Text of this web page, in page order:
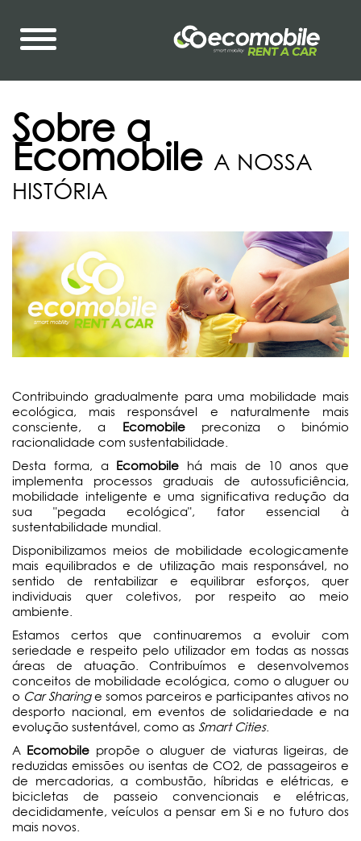
Sobre a
Ecomobile A NOSSA
HISTÓRIA
Contribuindo gradualmente para uma mobilidade mais
ecológica, mais responsável e naturalmente mais
consciente, a Ecomobile preconiza o binómio
racionalidade com sustentabilidade.
Desta forma, a Ecomobile há mais de 10 anos que
implementa processos graduais de autossuficiência,
mobilidade inteligente e uma significativa redução da
sua "pegada ecológica", fator essencial à
sustentabilidade mundial.
Disponibilizamos meios de mobilidade ecologicamente
mais equilibrados e de utilização mais responsável, no
sentido de rentabilizar e equilibrar esforços, quer
individuais quer coletivos, por respeito ao meio
ambiente.
Estamos certos que continuaremos a evoluir com
seriedade e respeito pelo utilizador em todas as nossas
áreas de atuação. Contribuímos e desenvolvemos
conceitos de mobilidade ecológica, como o aluguer ou
o Car Sharinge somos parceiros e participantes ativos no
desporto nacional, em eventos de solidariedade e na
evolução sustentável, como as Smart Cities.
A Ecomobile propõe o aluguer de viaturas ligeiras, de
reduzidas emissões ou isentas de CO2, de passageiros e
de mercadorias, a combustão, híbridas e elétricas, e
bicicletas de passeio convencionais e elétricas,
decididamente, veículos a pensar em Si e no futuro dos
mais novos.